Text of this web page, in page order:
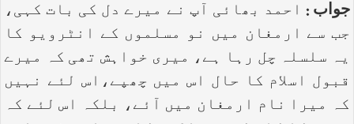
جواب : احمد بھائی آپ نے میرے دل کی بات کہی،
جب سے ارمغان میں نو مسلموں کے انٹرویو کا
یہ سلسلہ چل رہا ہے، میری خواہش تھی کہ میرے
قبول اسلام کا حال اس میں چھپے،اس لئے نہیں
کہ میرا نام ارمغان میں آئے، بلکہ اس لئے کہ